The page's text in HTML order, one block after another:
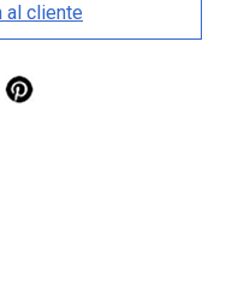
al cliente